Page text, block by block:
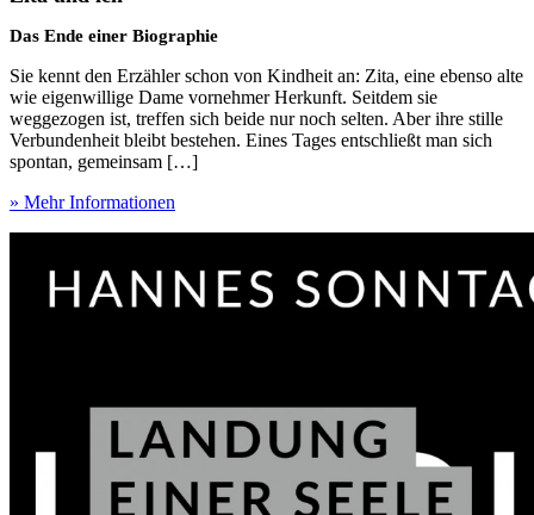
Das Ende einer Biographie
Sie kennt den Erzähler schon von Kindheit an: Zita, eine ebenso alte
wie eigenwillige Dame vornehmer Herkunft. Seitdem sie
weggezogen ist, treffen sich beide nur noch selten. Aber ihre stille
Verbundenheit bleibt bestehen. Eines Tages entschließt man sich
spontan, gemeinsam […]
» Mehr Informationen